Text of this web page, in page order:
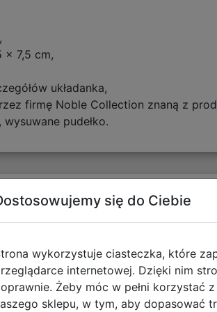
x 7,5 cm,
układanka,
firmę Noble Collection znaną z
pudełko.
NOBLE PARTNERS
Belgia / Belgium
1040
się do Ciebie
wykorzystuje ciasteczka, które
internetowej. Dzięki nim
Żeby móc w pełni korzystać
sklepu, w tym, aby dopasować